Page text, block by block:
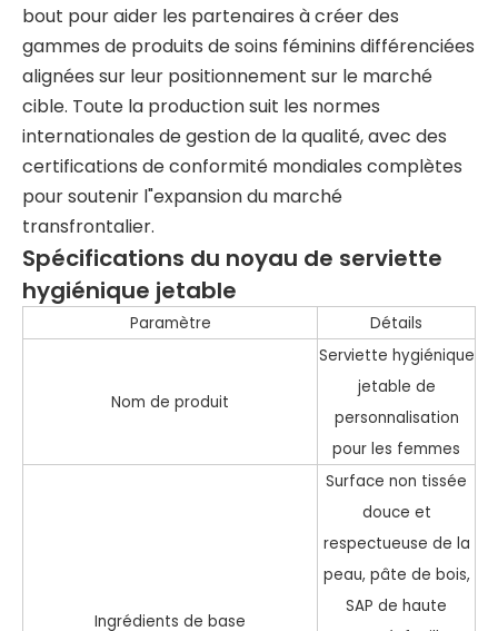
bout pour aider les partenaires à créer des
gammes de produits de soins féminins différenciées
alignées sur leur positionnement sur le marché
cible. Toute la production suit les normes
internationales de gestion de la qualité, avec des
certifications de conformité mondiales complètes
pour soutenir l"expansion du marché
transfrontalier.
Spécifications du noyau de serviette
hygiénique jetable
Paramètre Détails
Nom de produit
Serviette hygiénique
jetable de
personnalisation
pour les femmes
Ingrédients de base
Surface non tissée
douce et
respectueuse de la
peau, pâte de bois,
SAP de haute